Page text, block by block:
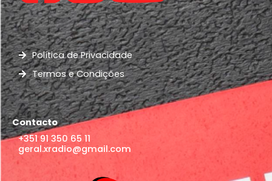
Política de Privacidade
Termos e Condições
Contacto
+351 91 350 65 11
geral.xradio@gmail.com